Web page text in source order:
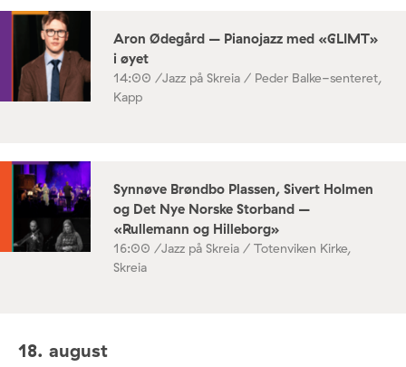
Aron Ødegård – Pianojazz med «GLIMT»
i øyet
14:00 /Jazz på Skreia / Peder Balke-senteret,
Kapp
Synnøve Brøndbo Plassen, Sivert Holmen
og Det Nye Norske Storband –
«Rullemann og Hilleborg»
16:00 /Jazz på Skreia / Totenviken Kirke,
Skreia
18. august